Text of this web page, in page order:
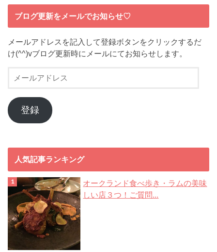
ブログ更新をメールでお知らせ♡
メールアドレスを記入して登録ボタンをクリックするだ
け(^^)vブログ更新時にメールにてお知らせします。
ー
ア
ド
登録
人気記事ランキング
オークランド食べ歩き・ラムの美味
しい店３つ！ご質問...